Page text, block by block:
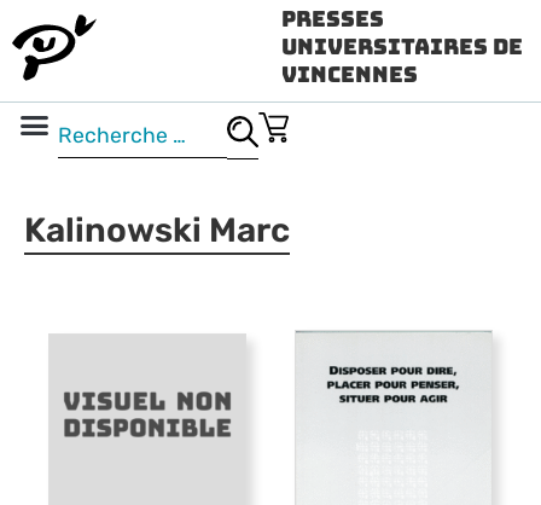
Presses
Universitaires de
Vincennes
Kalinowski Marc